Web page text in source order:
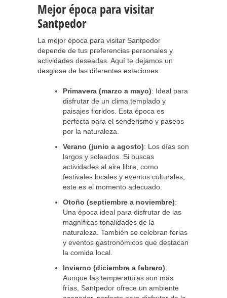
Mejor época para visitar
Santpedor
La mejor época para visitar Santpedor
depende de tus preferencias personales y
actividades deseadas. Aquí te dejamos un
desglose de las diferentes estaciones:
Primavera (marzo a mayo): Ideal para
disfrutar de un clima templado y
paisajes floridos. Esta época es
perfecta para el senderismo y paseos
por la naturaleza.
Verano (junio a agosto): Los días son
largos y soleados. Si buscas
actividades al aire libre, como
festivales locales y eventos culturales,
este es el momento adecuado.
Otoño (septiembre a noviembre):
Una época ideal para disfrutar de las
magníficas tonalidades de la
naturaleza. También se celebran ferias
y eventos gastronómicos que destacan
la comida local.
Invierno (diciembre a febrero):
Aunque las temperaturas son más
frías, Santpedor ofrece un ambiente